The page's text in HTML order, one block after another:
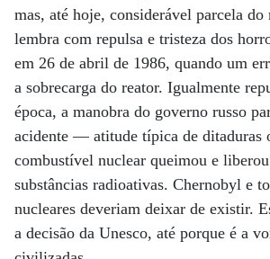
mas, até hoje, considerável parcela do
lembra com repulsa e tristeza dos
em 26 de abril de 1986, quando um
a sobrecarga do reator. Igualmente
época, a manobra do governo russo
acidente — atitude típica de ditaduras
combustível nuclear queimou e
substâncias radioativas. Chernobyl e
nucleares deveriam deixar de existir.
a decisão da Unesco, até porque é a